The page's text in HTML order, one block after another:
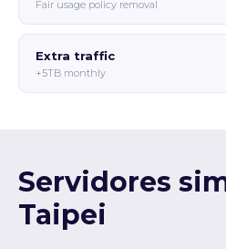
Fair usage policy removal
Extra traffic
+5TB monthly
Servidores
Taipei